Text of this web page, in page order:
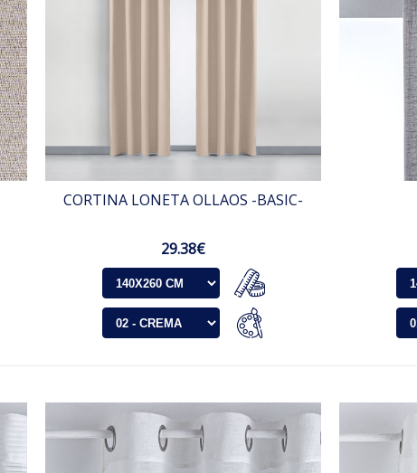
CORTINA LONETA OLLAOS -BASIC-
29.38€